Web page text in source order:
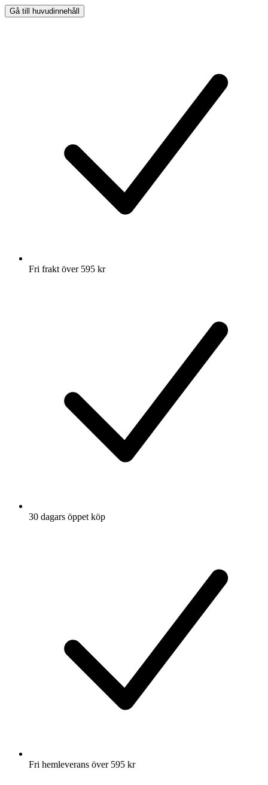
Gå till huvudinnehåll
Fri frakt över 595 kr
30 dagars öppet köp
Fri hemleverans över 595 kr